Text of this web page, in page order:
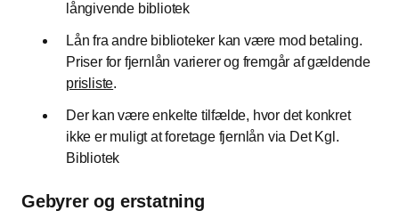
långivende bibliotek
Lån fra andre biblioteker kan være mod betaling.
Priser for fjernlån varierer og fremgår af gældende
prisliste.
Der kan være enkelte tilfælde, hvor det konkret
ikke er muligt at foretage fjernlån via Det Kgl.
Bibliotek
Gebyrer og erstatning